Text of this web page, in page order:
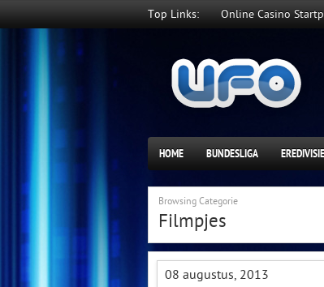
Top Links: Online Casino
HOME BUNDESLIGA EREDIVISIE
Browsing Categorie
Filmpjes
08 augustus, 2013